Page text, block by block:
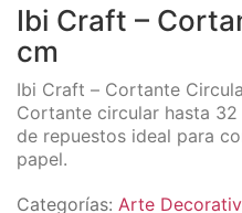
Ibi Craft –
cm
Ibi Craft – Cortante
Cortante circular hasta
de repuestos ideal para
papel.
Categorías: Arte